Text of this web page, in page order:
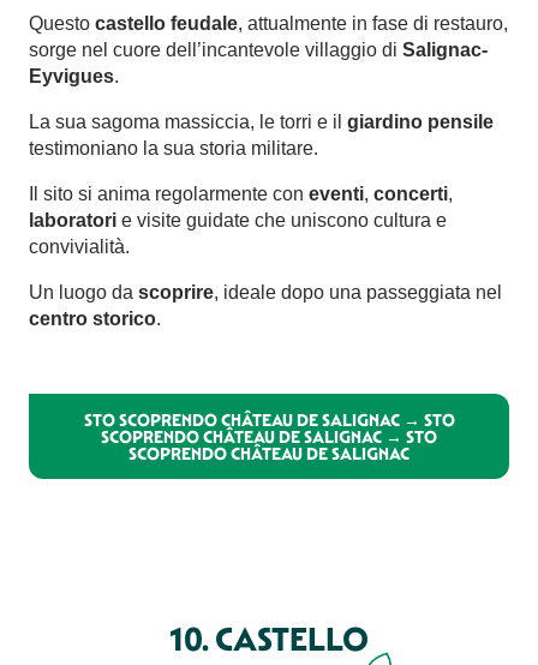
Questo castello feudale, attualmente in fase di restauro,
sorge nel cuore dell’incantevole villaggio di Salignac-
Eyvigues.
La sua sagoma massiccia, le torri e il giardino pensile
testimoniano la sua storia militare.
Il sito si anima regolarmente con eventi, concerti,
laboratori e visite guidate che uniscono cultura e
convivialità.
Un luogo da scoprire, ideale dopo una passeggiata nel
centro storico.
STO SCOPRENDO CHÂTEAU DE SALIGNAC → STO
SCOPRENDO CHÂTEAU DE SALIGNAC → STO
SCOPRENDO CHÂTEAU DE SALIGNAC
10. CASTELLO